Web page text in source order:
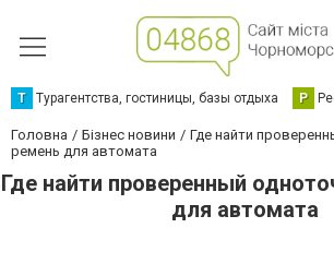
Т Турагентства, гостиницы, базы отдыха Р
Головна Бізнес новини
Где найти
ремень для автомата
Где найти проверенный
для автомата